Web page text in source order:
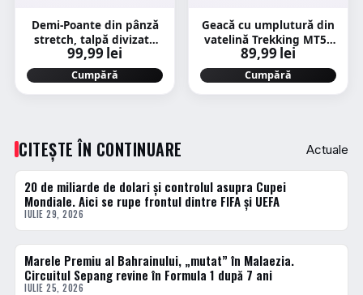
Demi-Poante din pânză
stretch, talpă divizată
Balet Negru
99,99 lei
Cumpără
Geacă cu umplutură din
vatelină Trekking MT50
0°C Negru Bărbați
89,99 lei
Cumpără
CITEȘTE ÎN CONTINUARE Actuale
ACTUALE
20 de miliarde de dolari și controlul asupra Cupei
Mondiale. Aici se rupe frontul dintre FIFA și UEFA
IULIE 29, 2026
ACTUALE
Marele Premiu al Bahrainului, „mutat” în Malaezia.
Circuitul Sepang revine în Formula 1 după 7 ani
IULIE 25, 2026